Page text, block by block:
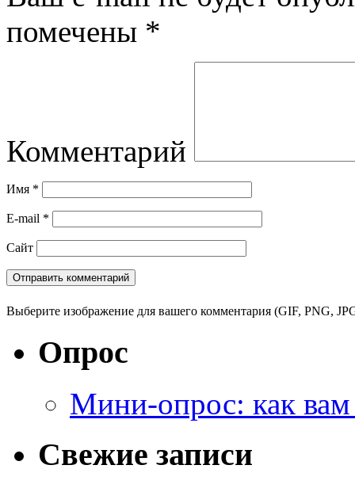
помечены *
Комментарий
Имя *
E-mail *
Сайт
Выберите изображение для вашего комментария (GIF, PNG,
Опрос
Мини-опрос: как вам
Свежие записи